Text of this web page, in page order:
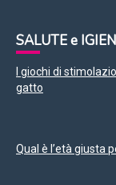
SALUTE e
I giochi di
gatto
Qual è l’età giusta